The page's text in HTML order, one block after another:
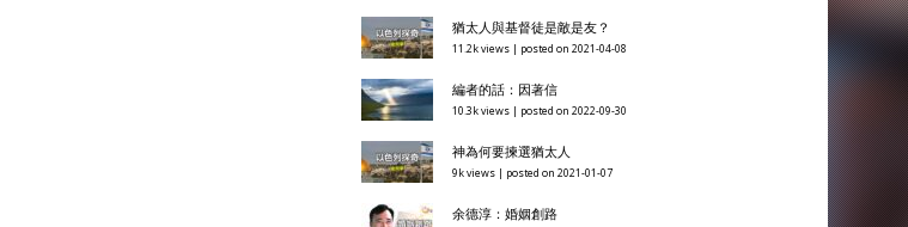
猶太人與基督徒是敵是友？
11.2k views posted on 2021-04-08
編者的話：因著信
10.3k views posted on 2022-09-30
神為何要揀選猶太人
9k views posted on 2021-01-07
余德淳：婚姻創路